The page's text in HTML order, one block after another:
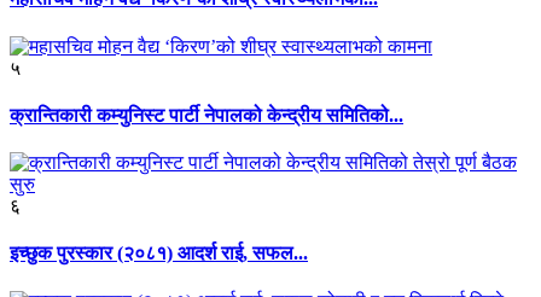
५
क्रान्तिकारी कम्युनिस्ट पार्टी नेपालको केन्द्रीय समितिको...
६
इच्छुक पुरस्कार (२०८१) आदर्श राई, सफल...